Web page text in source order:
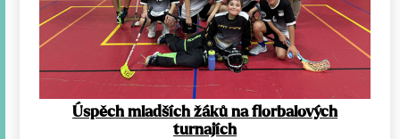
Úspěch mladších žáků na florbalových
turnajích